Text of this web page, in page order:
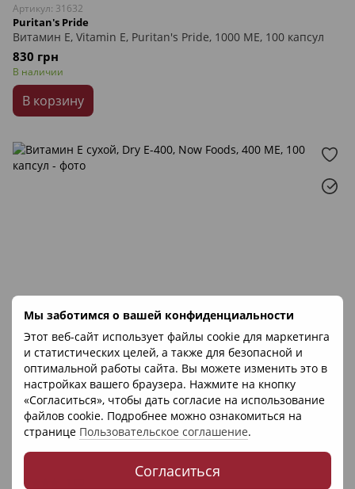
Мы заботимся о вашей конфиденциальности
Этот веб-сайт использует файлы cookie для маркетинга
и статистических целей, а также для безопасной и
оптимальной работы сайта. Вы можете изменить это в
настройках вашего браузера. Нажмите на кнопку
«Согласиться», чтобы дать согласие на использование
файлов cookie. Подробнее можно ознакомиться на
странице Пользовательское соглашение.
Согласиться
Артикул: 31632
Puritan's Pride
Витамин Е, Vitamin E, Puritan's Pride, 1000 МЕ, 100 капсул
830 грн
В наличии
В корзину